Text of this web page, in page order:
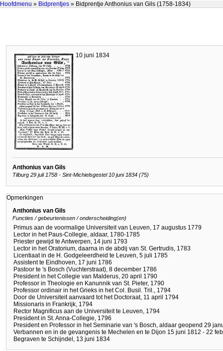
Hoofdmenu » Bidprentjes » Bidprentje Anthonius van Gils (1758-1834)
10 juni 1834
Anthonius van Gils
Tilburg 29 juli 1758 - Sint-Michielsgestel 10 juni 1834 (75)
Opmerkingen
Anthonius van Gils
Functies / gebeurtenissen / onderscheiding(en)
Primus aan de voormalige Universiteit van Leuven, 17 augustus 1779
Lector in het Paus-Collegie, aldaar, 1780-1785
Priester gewijd te Antwerpen, 14 juni 1793
Lector in het Oratorium, daarna in de abdij van St. Gertrudis, 1783
Licentiaat in de H. Godgeleerdheid te Leuven, 5 juli 1785
Assistent te Eindhoven, 17 juni 1786
Pastoor te 's Bosch (Vuchterstraat), 8 december 1786
President in het Collegie van Malderus, 20 april 1790
Professor in Theologie en Kanunnik van St. Pieter, 1790
Professor ordinair in het Grieks in het Col. Busil. Tril., 1794
Door de Universiteit aanvaard tot het Doctoraat, 11 april 1794
Missionaris in Frankrijk, 1794
Rector Magnificus aan de Universiteit te Leuven, 1794
President in St. Anna-Collegie, 1796
President en Professor in het Seminarie van 's Bosch, aldaar geopend 29
Verbannen en in de gevangenis te Mechelen en te Dijon 15 juni 1812 - 22
Begraven te Schijndel, 13 juni 1834